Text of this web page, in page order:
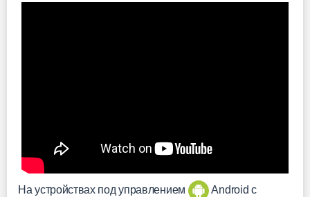
На устройствах под управлением
Android c